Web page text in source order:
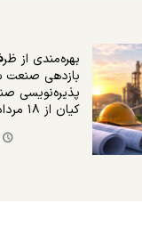
بهره‌مندی از
بازدهی صنعت
پذیره‌نویسی
کیان از ۱۸ مرداد ۱۴۰۵